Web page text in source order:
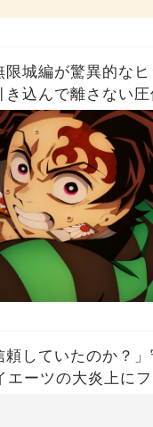
限城編が驚異的な
き込んで離さない
頼していたのか？
エーツの大炎上に